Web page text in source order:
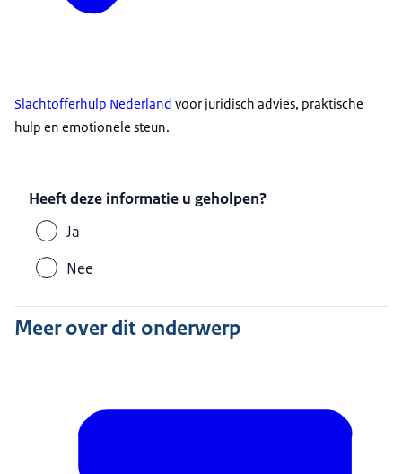
Slachtofferhulp Nederland voor juridisch advies, praktische
hulp en emotionele steun.
Heeft deze informatie u geholpen?
Ja
Nee
Meer over dit onderwerp